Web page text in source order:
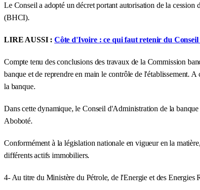
Le Conseil a adopté un décret portant autorisation de la
(BHCI).
LIRE AUSSI : Côte d'Ivoire : ce qui faut retenir du Conseil
Compte tenu des conclusions des travaux de la Commission
banque et de reprendre en main le contrôle de l'établissement.
la banque.
Dans cette dynamique, le Conseil d'Administration de la
Aboboté.
Conformément à la législation nationale en vigueur en la
différents actifs immobiliers.
4- Au titre du Ministère du Pétrole, de l'Energie et des